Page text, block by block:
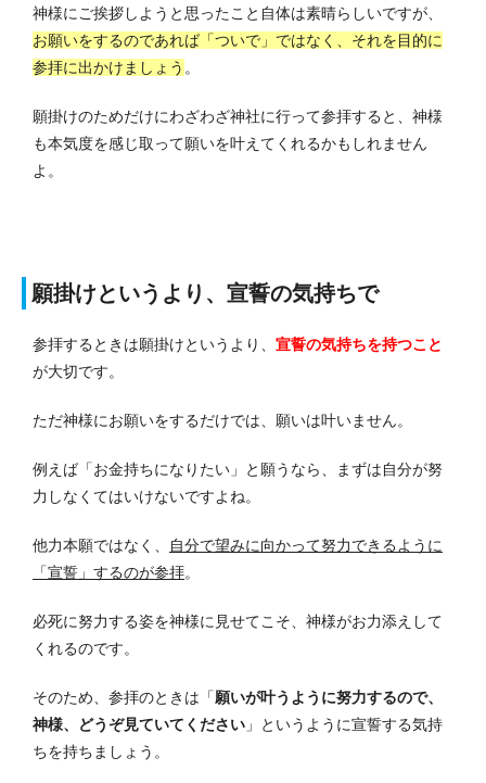
神様にご挨拶しようと思ったこと自体は素晴らしいですが、
お願いをするのであれば「ついで」ではなく、それを目的に
参拝に出かけましょう 。
願掛けのためだけにわざわざ神社に行って参拝すると、神様
も本気度を感じ取って願いを叶えてくれるかもしれません
よ。
願掛けというより、宣誓の気持ちで
参拝するときは願掛けというより、 宣誓の気持ちを持つこと
が大切です。
ただ神様にお願いをするだけでは、願いは叶いません。
例えば「お金持ちになりたい」と願うなら、まずは自分が努
力しなくてはいけないですよね。
他力本願ではなく、
自分で望みに向かって努力できるように
「宣誓」するのが参拝。
必死に努力する姿を神様に見せてこそ、神様がお力添えして
くれるのです。
そのため、参拝のときは「願いが叶うように努力するので、
神様、どうぞ見ていてください 」というように宣誓する気持
ちを持ちましょう。